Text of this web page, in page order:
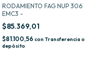
RODAMIENTO FAG NUP 306
EMC3 -
$85.369,01
$81.100,56 con Transferencia o
depósito